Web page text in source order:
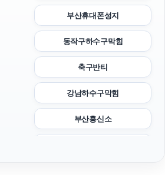
부산휴대폰성지
동작구하수구막힘
축구반티
강남하수구막힘
부산흥신소